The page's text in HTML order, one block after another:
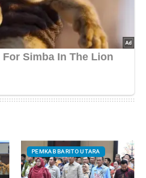
PEMKAB BARITO UTARA